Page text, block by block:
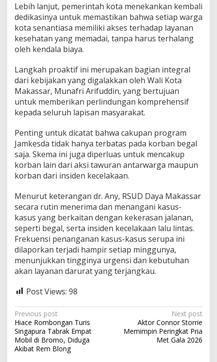
Lebih lanjut, pemerintah kota menekankan kembali
dedikasinya untuk memastikan bahwa setiap warga
kota senantiasa memiliki akses terhadap layanan
kesehatan yang memadai, tanpa harus terhalang
oleh kendala biaya.
Langkah proaktif ini merupakan bagian integral
dari kebijakan yang digalakkan oleh Wali Kota
Makassar, Munafri Arifuddin, yang bertujuan
untuk memberikan perlindungan komprehensif
kepada seluruh lapisan masyarakat.
Penting untuk dicatat bahwa cakupan program
Jamkesda tidak hanya terbatas pada korban begal
saja. Skema ini juga diperluas untuk mencakup
korban lain dari aksi tawuran antarwarga maupun
korban dari insiden kecelakaan.
Menurut keterangan dr. Any, RSUD Daya Makassar
secara rutin menerima dan menangani kasus-
kasus yang berkaitan dengan kekerasan jalanan,
seperti begal, serta insiden kecelakaan lalu lintas.
Frekuensi penanganan kasus-kasus serupa ini
dilaporkan terjadi hampir setiap minggunya,
menunjukkan tingginya urgensi dan kebutuhan
akan layanan darurat yang terjangkau.
Post Views: 98
P
o
s
Previous post
Hiace Rombongan Turis
Singapura Tabrak Empat
Mobil di Bromo, Diduga
Akibat Rem Blong
Next post
Aktor Connor Storrie
Memimpin Peringkat Pria
Met Gala 2026